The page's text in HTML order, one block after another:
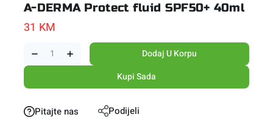
A-DERMA Protect fluid SPF50+ 40ml
31 KM
Dodaj U Korpu
Kupi Sada
Pitajte nas Podijeli